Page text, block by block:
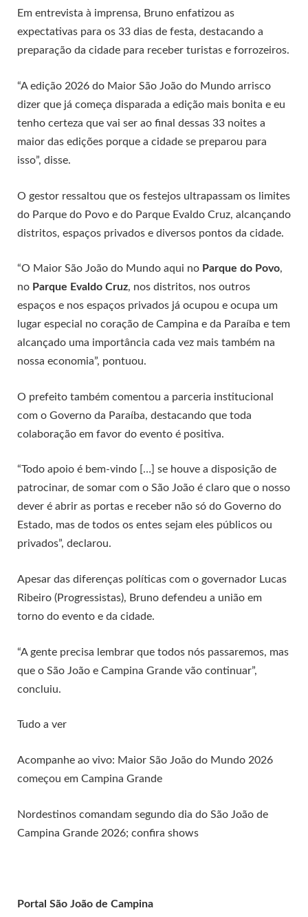
Em entrevista à imprensa, Bruno enfatizou as
expectativas para os 33 dias de festa, destacando a
preparação da cidade para receber turistas e forrozeiros.
“A edição 2026 do Maior São João do Mundo arrisco
dizer que já começa disparada a edição mais bonita e eu
tenho certeza que vai ser ao final dessas 33 noites a
maior das edições porque a cidade se preparou para
isso”, disse.
O gestor ressaltou que os festejos ultrapassam os limites
do Parque do Povo e do Parque Evaldo Cruz, alcançando
distritos, espaços privados e diversos pontos da cidade.
“O Maior São João do Mundo aqui no Parque do Povo,
no Parque Evaldo Cruz, nos distritos, nos outros
espaços e nos espaços privados já ocupou e ocupa um
lugar especial no coração de Campina e da Paraíba e tem
alcançado uma importância cada vez mais também na
nossa economia”, pontuou.
O prefeito também comentou a parceria institucional
com o Governo da Paraíba, destacando que toda
colaboração em favor do evento é positiva.
“Todo apoio é bem-vindo […] se houve a disposição de
patrocinar, de somar com o São João é claro que o nosso
dever é abrir as portas e receber não só do Governo do
Estado, mas de todos os entes sejam eles públicos ou
privados”, declarou.
Apesar das diferenças políticas com o governador Lucas
Ribeiro (Progressistas), Bruno defendeu a união em
torno do evento e da cidade.
“A gente precisa lembrar que todos nós passaremos, mas
que o São João e Campina Grande vão continuar”,
concluiu.
Tudo a ver
Acompanhe ao vivo: Maior São João do Mundo 2026
começou em Campina Grande
Nordestinos comandam segundo dia do São João de
Campina Grande 2026; confira shows
Portal São João de Campina